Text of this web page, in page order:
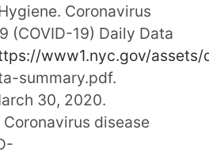
Coronavirus
(COVID-19) Daily Data
www1.nyc.gov/assets/
summary.pdf.
30, 2020.
Coronavirus disease